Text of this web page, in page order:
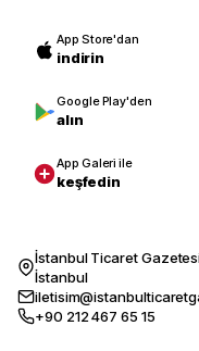
App Store'dan
indirin
Google Play'den
alın
App Galeri ile
keşfedin
İstanbul Ticaret Gazetesi
İstanbul
+90 212 467 65 15